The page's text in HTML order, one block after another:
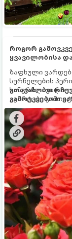
როგორ
ყვავილობისა
ზაფხული
სურნელების
ხანგრძლივად
კვირტები
გამოკვება
ვიცოდეთ,
გთავაზობთ
გამოვკვებოთ
შედეგის